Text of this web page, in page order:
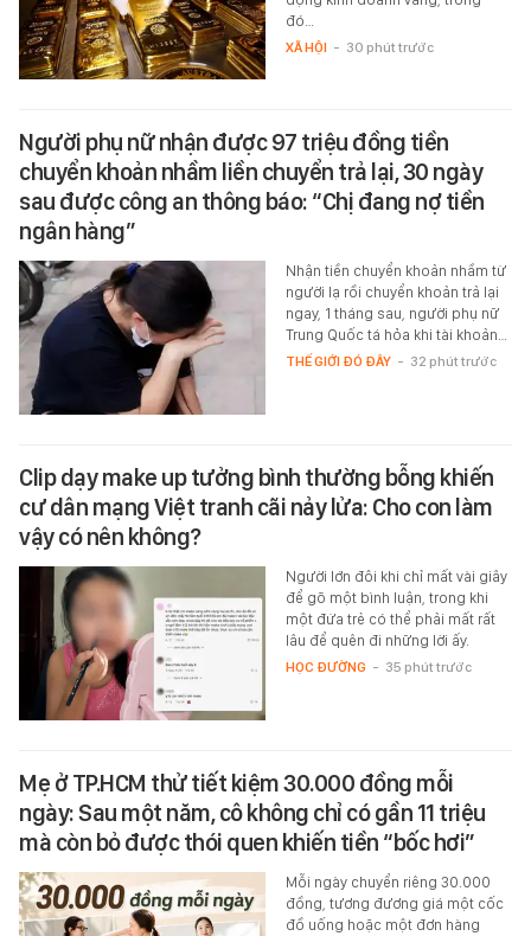
đó…
XÃ HỘI - 30 phút trước
Người phụ nữ nhận được 97 triệu đồng tiền
chuyển khoản nhầm liền chuyển trả lại, 30 ngày
sau được công an thông báo: “Chị đang nợ tiền
ngân hàng”
Nhận tiền chuyển khoản nhầm từ
người lạ rồi chuyển khoản trả lại
ngay, 1 tháng sau, người phụ nữ
Trung Quốc tá hỏa khi tài khoản…
THẾ GIỚI ĐÓ ĐÂY - 32 phút trước
Clip dạy make up tưởng bình thường bỗng khiến
cư dân mạng Việt tranh cãi nảy lửa: Cho con làm
vậy có nên không?
Người lớn đôi khi chỉ mất vài giây
để gõ một bình luận, trong khi
một đứa trẻ có thể phải mất rất
lâu để quên đi những lời ấy.
HỌC ĐƯỜNG - 35 phút trước
Mẹ ở TP.HCM thử tiết kiệm 30.000 đồng mỗi
ngày: Sau một năm, cô không chỉ có gần 11 triệu
mà còn bỏ được thói quen khiến tiền “bốc hơi”
Mỗi ngày chuyển riêng 30.000
đồng, tương đương giá một cốc
đồ uống hoặc một đơn hàng